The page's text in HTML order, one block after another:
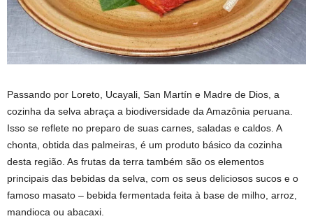
Passando por Loreto, Ucayali, San Martín e Madre de Dios, a
cozinha da selva abraça a biodiversidade da Amazônia peruana.
Isso se reflete no preparo de suas carnes, saladas e caldos. A
chonta, obtida das palmeiras, é um produto básico da cozinha
desta região. As frutas da terra também são os elementos
principais das bebidas da selva, com os seus deliciosos sucos e o
famoso masato – bebida fermentada feita à base de milho, arroz,
mandioca ou abacaxi.